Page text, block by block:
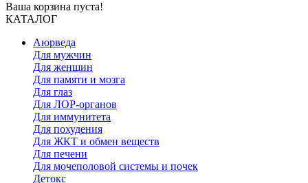
Ваша корзина пуста!
КАТАЛОГ
Аюрведа
Для мужчин
Для женщин
Для памяти и мозга
Для глаз
Для ЛОР-органов
Для иммунитета
Для похудения
Для ЖКТ и обмен веществ
Для печени
Для мочеполовой системы и почек
Детокс